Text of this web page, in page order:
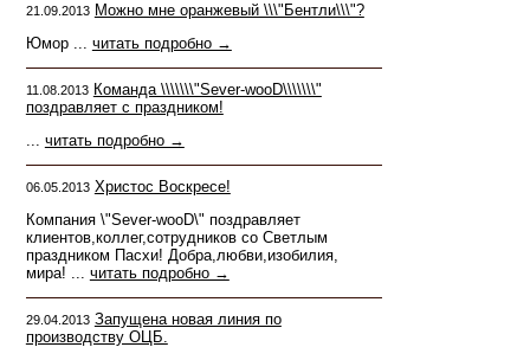
21.09.2013 Можно мне оранжевый \\\"Бентли\\\"?
Юмор ... читать подробно →
11.08.2013 Команда \\\\\\\"Sever-wooD\\\\\\\"
поздравляет с праздником!
... читать подробно →
06.05.2013 Христос Воскресе!
Компания \"Sever-wooD\" поздравляет
клиентов,коллег,сотрудников со Светлым
праздником Пасхи! Добра,любви,изобилия,
мира! ... читать подробно →
29.04.2013 Запущена новая линия по
производству ОЦБ.